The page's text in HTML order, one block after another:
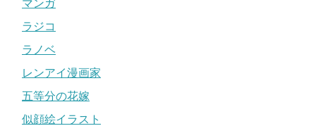
マンガ
ラジコ
ラノベ
レンアイ漫画家
五等分の花嫁
似顔絵イラスト